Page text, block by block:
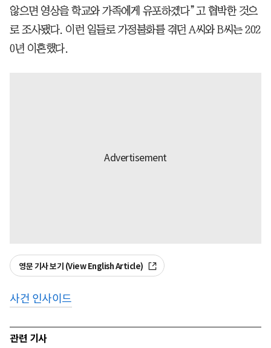
않으면 영상을 학교와 가족에게 유포하겠다”고 협박한 것으
로 조사됐다. 이런 일들로 가정불화를 겪던 A씨와 B씨는 202
0년 이혼했다.
영문 기사 보기 (View English Article)
사건 인사이드
관련 기사